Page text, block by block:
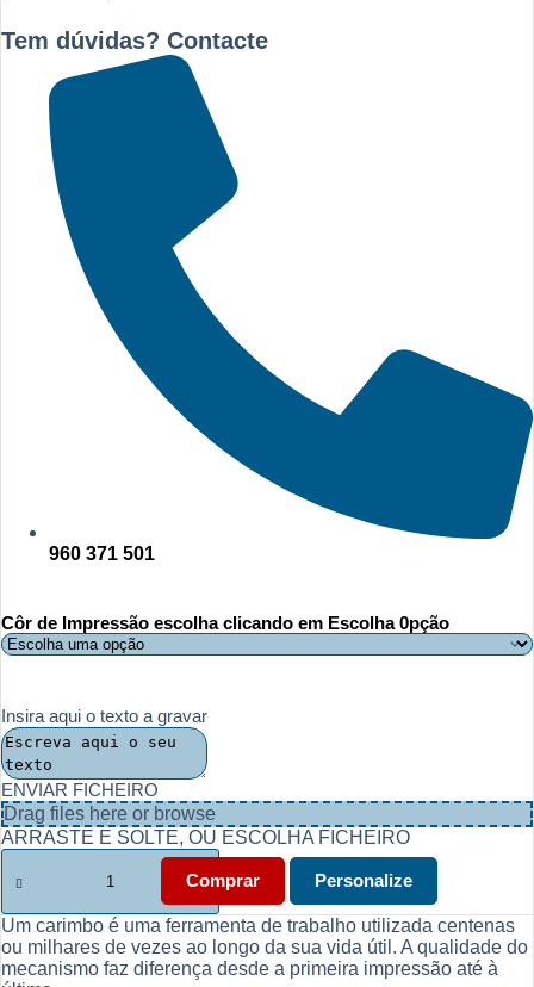
Tem dúvidas? Contacte
960 371 501
Côr de Impressão escolha clicando em Escolha 0pção
Insira aqui o texto a gravar
ENVIAR FICHEIRO
Drag files here or browse
ARRASTE E SOLTE, OU ESCOLHA FICHEIRO
Quantidade
de
Personalizado
P20
Comprar Personalize
Um carimbo é uma ferramenta de trabalho utilizada centenas
ou milhares de vezes ao longo da sua vida útil. A qualidade do
mecanismo faz diferença desde a primeira impressão até à